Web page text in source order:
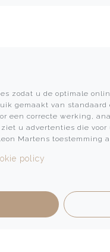
zodat u de optimale
gemaakt van standaard
een correcte werking,
ziet u advertenties die
Martens toestemming
policy